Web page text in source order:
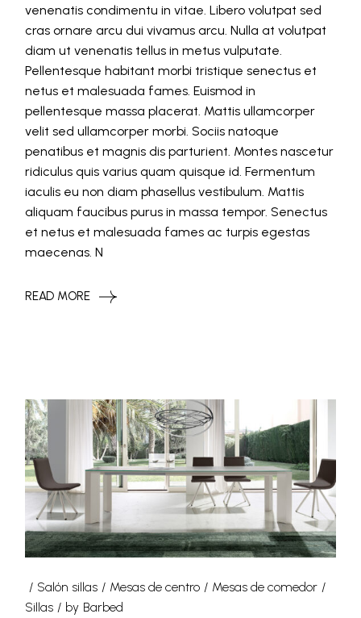
venenatis condimentu in vitae. Libero volutpat sed
cras ornare arcu dui vivamus arcu. Nulla at volutpat
diam ut venenatis tellus in metus vulputate.
Pellentesque habitant morbi tristique senectus et
netus et malesuada fames. Euismod in
pellentesque massa placerat. Mattis ullamcorper
velit sed ullamcorper morbi. Sociis natoque
penatibus et magnis dis parturient. Montes nascetur
ridiculus quis varius quam quisque id. Fermentum
iaculis eu non diam phasellus vestibulum. Mattis
aliquam faucibus purus in massa tempor. Senectus
et netus et malesuada fames ac turpis egestas
maecenas. N
READ MORE
Salón sillas Mesas de centro
Mesas de comedor
Sillas
by Barbed